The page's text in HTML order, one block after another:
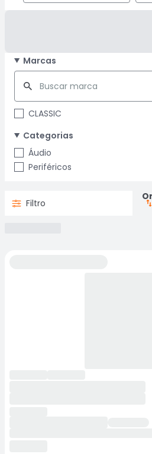
Marcas
CLASSIC
Categorias
Áudio
Periféricos
Filtro